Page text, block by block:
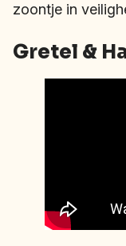
zoontje in
Gretel &